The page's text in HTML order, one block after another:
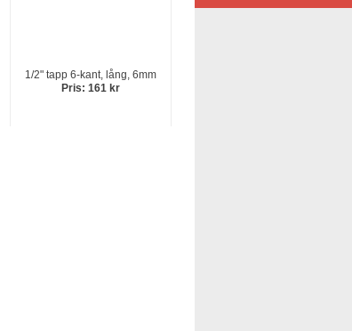
1/2" tapp 6-kant, lång, 6mm
Pris: 161 kr